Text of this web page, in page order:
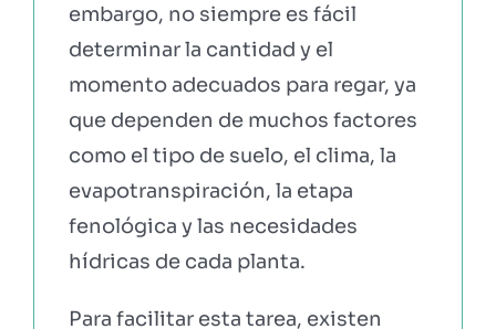
embargo, no siempre es fácil
determinar la cantidad y el
momento adecuados para regar, ya
que dependen de muchos factores
como el tipo de suelo, el clima, la
evapotranspiración, la etapa
fenológica y las necesidades
hídricas de cada planta.
Para facilitar esta tarea, existen